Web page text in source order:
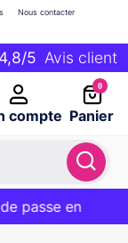
compte
Nous contacter
0
Panier
votre panier
BIENVENUE
passe en